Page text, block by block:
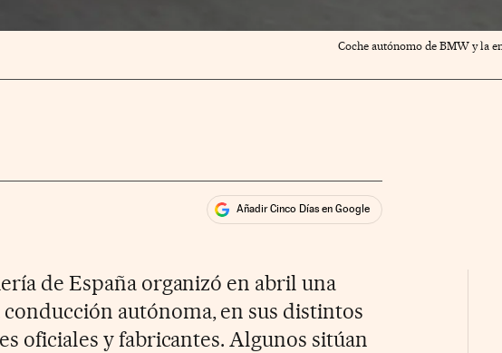
Coche autónomo de BMW y la
Añadir Cinco Días en Google
de España organizó en abril una
autónoma, en sus distintos
oficiales y fabricantes. Algunos sitúan